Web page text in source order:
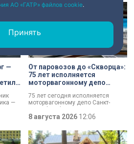
—
—
От паровозов до «Скворца»:
75 лет исполняется
моторвагонному депо
Финляндский
75 лет сегодня исполняется
моторвагонному депо Санкт-
Петербург-Финляндский.
Появление этого объекта для
железной дороги стало поистине
знаковым: паровозы уступили
место электричкам. Изначально
8 августа 2026 12:06
АО «ГАТР» файлов cookie.
Принять